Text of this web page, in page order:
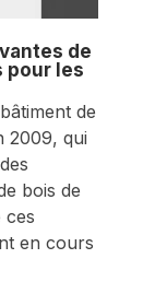
de
pour les
de
2009, qui
bois de
ces
en cours